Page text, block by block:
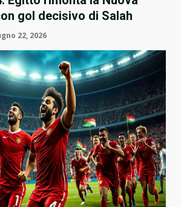
gol decisivo di Salah
22, 2026